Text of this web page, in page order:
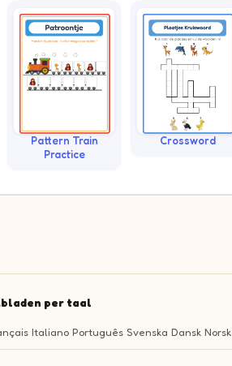
Pattern Train
Practice
Crossword
per taal
Italiano Português Svenska Dansk Norsk